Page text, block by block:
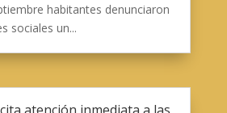
habitantes denunciaron
sociales un...
atención inmediata a las